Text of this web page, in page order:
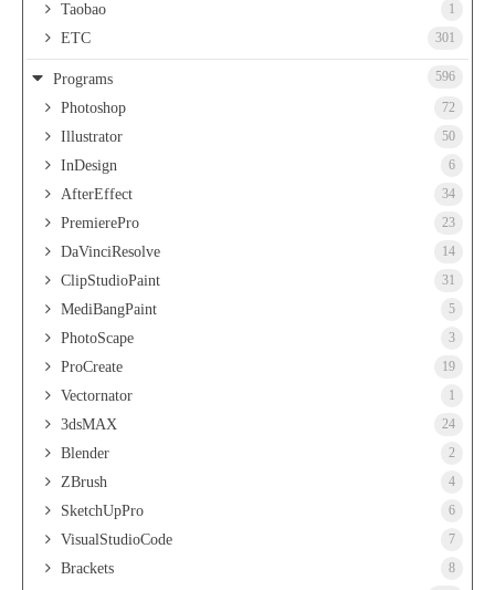
Taobao 1
ETC 301
Programs 596
Photoshop 72
Illustrator 50
InDesign 6
AfterEffect 34
PremierePro 23
DaVinciResolve 14
ClipStudioPaint 31
MediBangPaint 5
PhotoScape 3
ProCreate 19
Vectornator 1
3dsMAX 24
Blender 2
ZBrush 4
SketchUpPro 6
VisualStudioCode 7
Brackets 8